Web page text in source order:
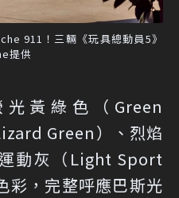
911！三輛《玩具總動員5》
提供
黃綠色（Green
Green）、烈焰
動灰（Light Sport
彩，完整呼應巴斯光